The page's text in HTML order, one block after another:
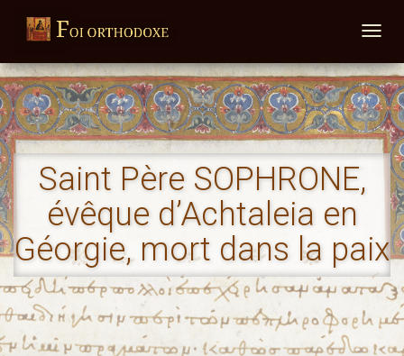
Saint Père SOPHRONE,
évêque d’Achtaleia en
Géorgie, mort dans la paix